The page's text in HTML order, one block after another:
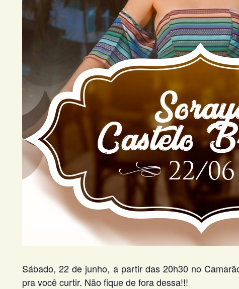
Sábado, 22 de junho, a partir das 20h30 no
pra você curtir. Não fique de fora dessa!!!